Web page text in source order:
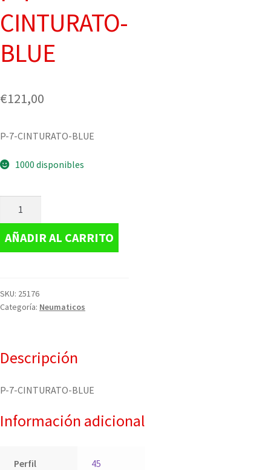
CINTURATO-
BLUE
€121,00
P-7-CINTURATO-BLUE
1000 disponibles
AÑADIR AL CARRITO
SKU: 25176
Categoría: Neumaticos
Descripción
P-7-CINTURATO-BLUE
Información adicional
Perfil 45